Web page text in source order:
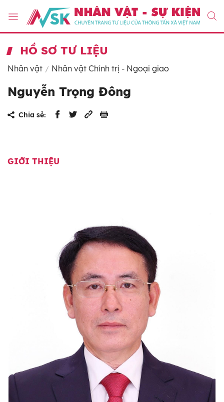
HỒ SƠ TƯ LIỆU
Nhân vật Nhân vật Chính trị - Ngoại giao
Nguyễn Trọng Đông
Chia sẻ:
GIỚI THIỆU